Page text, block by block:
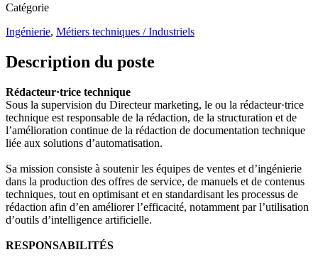
Catégorie
Ingénierie, Métiers techniques / Industriels
Description du poste
Rédacteur·trice technique
Sous la supervision du Directeur marketing, le ou la rédacteur·trice
technique est responsable de la rédaction, de la structuration et de
l’amélioration continue de la rédaction de documentation technique
liée aux solutions d’automatisation.
Sa mission consiste à soutenir les équipes de ventes et d’ingénierie
dans la production des offres de service, de manuels et de contenus
techniques, tout en optimisant et en standardisant les processus de
rédaction afin d’en améliorer l’efficacité, notamment par l’utilisation
d’outils d’intelligence artificielle.
RESPONSABILITÉS